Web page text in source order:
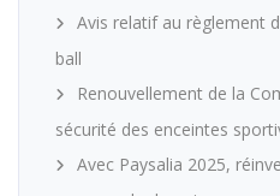
Avis relatif au règlement
ball
Renouvellement de la
sécurité des enceintes
Avec Paysalia 2025,